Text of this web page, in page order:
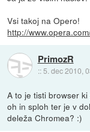
Vsi takoj na Opero!
http://
PrimozR
:: 5. dec 2010,
A to je tisti browser
oh in sploh ter je v
deleža Chromea? :)